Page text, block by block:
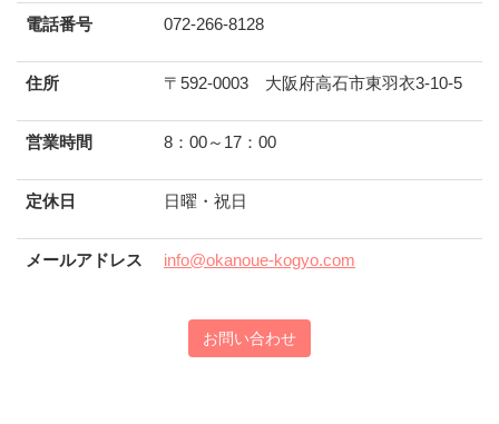
電話番号 072-266-8128
住所 〒592-0003 大阪府高石市東羽衣3-10-5
営業時間 8：00～17：00
定休日 日曜・祝日
メールアドレス info@okanoue-kogyo.com
お問い合わせ